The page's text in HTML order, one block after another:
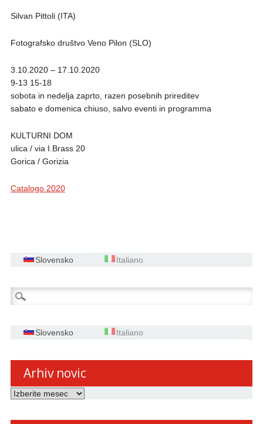
Silvan Pittoli (ITA)
Fotografsko društvo Veno Pilon (SLO)
3.10.2020 – 17.10.2020
9-13 15-18
sobota in nedelja zaprto, razen posebnih prireditev
sabato e domenica chiuso, salvo eventi in programma
KULTURNI DOM
ulica / via I.Brass 20
Gorica / Gorizia
Catalogo 2020
Slovensko Italiano
Išči:
Slovensko Italiano
Arhiv novic
Arhiv